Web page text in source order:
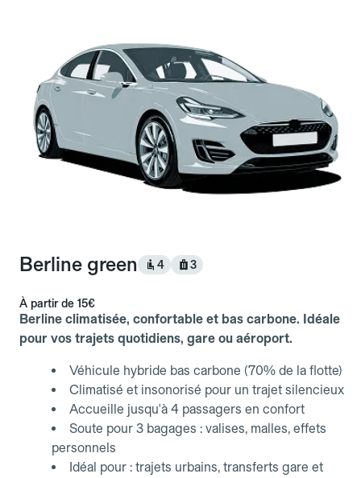
Berline green 4 3
À partir de 15€
Berline climatisée, confortable et bas carbone. Idéale
pour vos trajets quotidiens, gare ou aéroport.
Véhicule hybride bas carbone (70% de la flotte)
Climatisé et insonorisé pour un trajet silencieux
Accueille jusqu'à 4 passagers en confort
Soute pour 3 bagages : valises, malles, effets
personnels
Idéal pour : trajets urbains, transferts gare et